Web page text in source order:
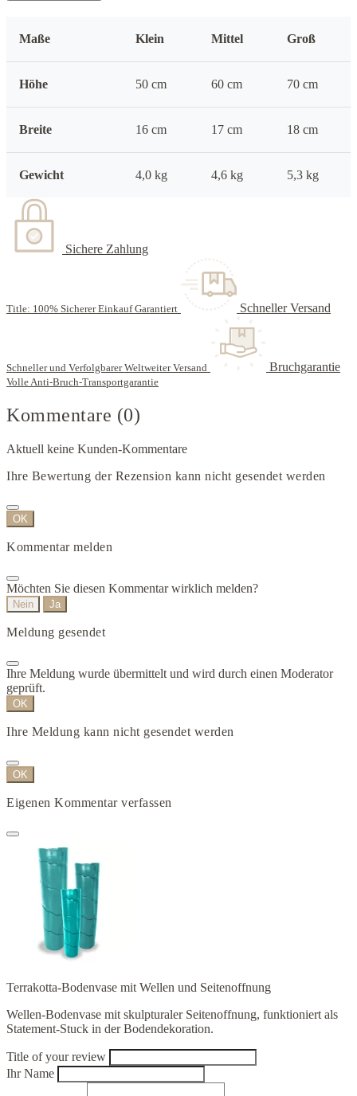
Maße Klein Mittel Groß
Höhe 50 cm 60 cm 70 cm
Breite 16 cm 17 cm 18 cm
Gewicht 4,0 kg 4,6 kg 5,3 kg
Sichere Zahlung
Title: 100% Sicherer Einkauf Garantiert Schneller Versand
Schneller und Verfolgbarer Weltweiter Versand Bruchgarantie
Volle Anti-Bruch-Transportgarantie
Kommentare (0)
Aktuell keine Kunden-Kommentare
Ihre Bewertung der Rezension kann nicht gesendet werden
OK
Kommentar melden
Möchten Sie diesen Kommentar wirklich melden?
Nein Ja
Meldung gesendet
Ihre Meldung wurde übermittelt und wird durch einen Moderator
geprüft.
OK
Ihre Meldung kann nicht gesendet werden
OK
Eigenen Kommentar verfassen
Terrakotta-Bodenvase mit Wellen und Seitenoffnung
Wellen-Bodenvase mit skulpturaler Seitenoffnung, funktioniert als
Statement-Stuck in der Bodendekoration.
Title of your review
Ihr Name